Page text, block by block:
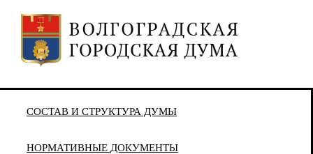
СОСТАВ И СТРУКТУРА ДУМЫ
НОРМАТИВНЫЕ ДОКУМЕНТЫ